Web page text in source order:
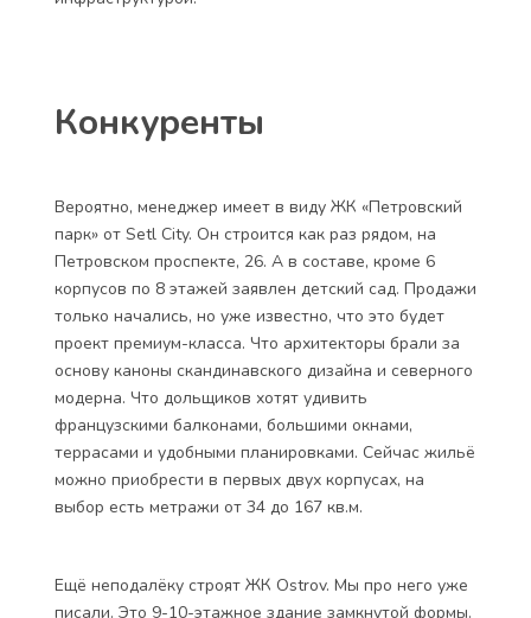
Школа – 173, на Петроградской стороне, в 15
застраиваться. Уже точно рядом построят бизнес-
центр с магазинами на первом этаже, и несколько
жилых комплексов с собственной социальной
инфраструктурой.
Конкуренты
Вероятно, менеджер имеет в виду ЖК «Петровский
парк» от Setl City. Он строится как раз рядом, на
корпусов по 8 этажей заявлен детский сад. Продажи
только начались, но уже известно, что это будет